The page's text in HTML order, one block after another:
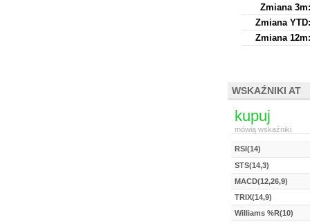
Zmiana 3m:
Zmiana YTD:
Zmiana 12m:
WSKAŹNIKI AT
kupuj
mówią wskaźniki
RSI(14)
STS(14,3)
MACD(12,26,9)
TRIX(14,9)
Williams %R(10)